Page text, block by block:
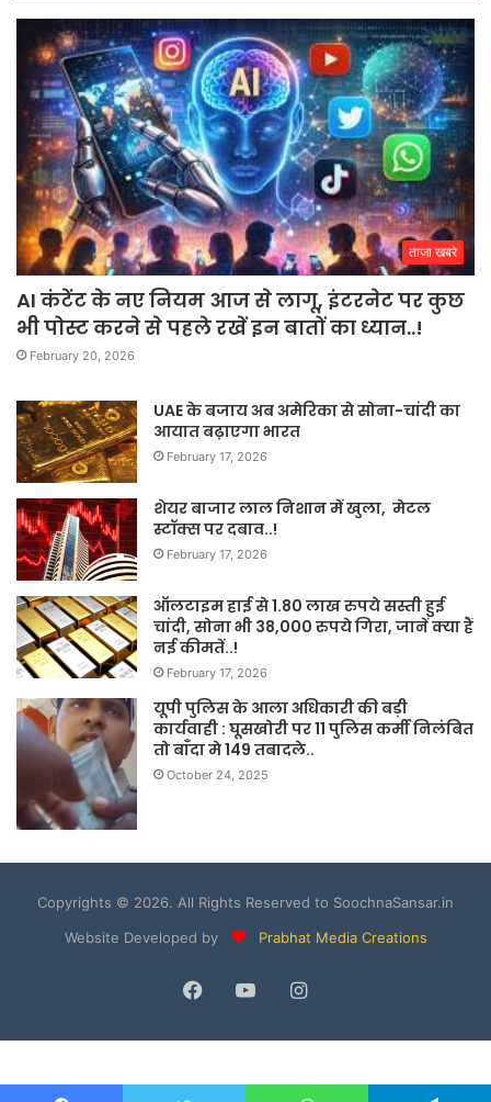
ताजा खबरे
AI कंटेंट के नए नियम आज से लागू, इंटरनेट पर कुछ
भी पोस्ट करने से पहले रखें इन बातों का ध्यान..!
February 20, 2026
UAE के बजाय अब अमेरिका से सोना-चांदी का
आयात बढ़ाएगा भारत
February 17, 2026
शेयर बाजार लाल निशान में खुला, मेटल
स्टॉक्स पर दबाव..!
February 17, 2026
ऑलटाइम हाई से 1.80 लाख रुपये सस्ती हुई
चांदी, सोना भी 38,000 रुपये गिरा, जानें क्या हैं
नई कीमतें..!
February 17, 2026
यूपी पुलिस के आला अधिकारी की बड़ी
कार्यवाही : घूसखोरी पर 11 पुलिस कर्मी निलंबित
तो बाँदा मे 149 तबादले..
October 24, 2025
Copyrights © 2026. All Rights Reserved to SoochnaSansar.in
Website Developed by
Prabhat Media Creations
Facebook
YouTubeInstagram